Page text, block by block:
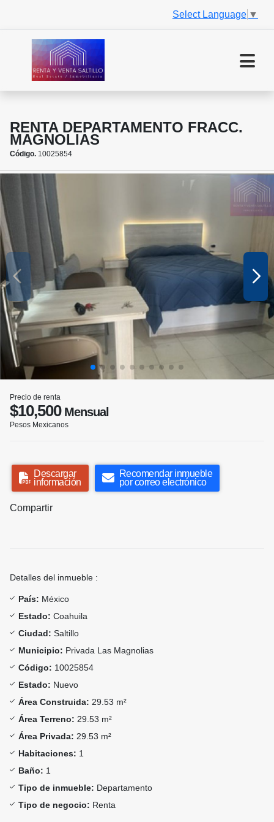
Select Language ▼
RENTA DEPARTAMENTO FRACC.
MAGNOLIAS
Código. 10025854
Precio de renta
$10,500Mensual
Pesos Mexicanos
Descargar
información
Recomendar inmueble
por correo electrónico
Compartir
Detalles del inmueble :
País: México
Estado: Coahuila
Ciudad: Saltillo
Municipio: Privada Las Magnolias
Código: 10025854
Estado: Nuevo
Área Construida: 29.53 m²
Área Terreno: 29.53 m²
Área Privada: 29.53 m²
Habitaciones: 1
Baño: 1
Tipo de inmueble: Departamento
Tipo de negocio: Renta